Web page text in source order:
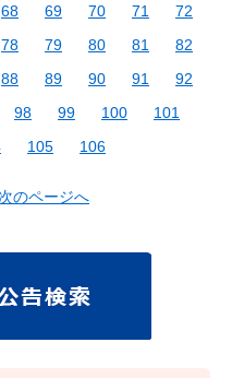
68 69 70 71
72
78 79 80 81
82
88 89 90 91
92
98 99 100
101
105 106
次のページへ